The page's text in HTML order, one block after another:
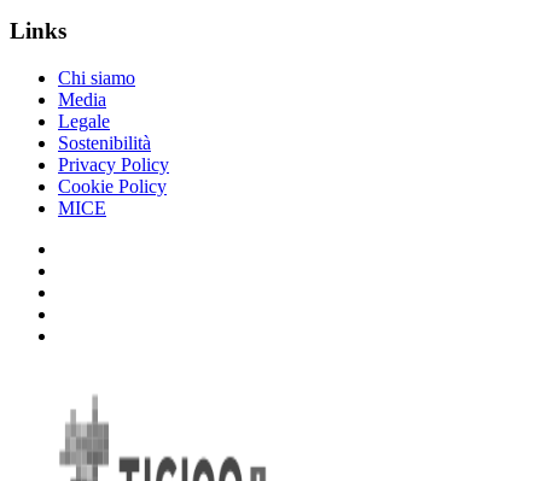
Links
Chi siamo
Media
Legale
Sostenibilità
Privacy Policy
Cookie Policy
MICE